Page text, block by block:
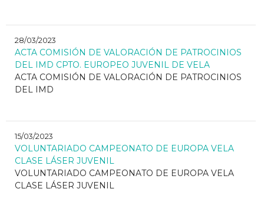
28/03/2023
ACTA COMISIÓN DE VALORACIÓN DE PATROCINIOS
DEL IMD CPTO. EUROPEO JUVENIL DE VELA
ACTA COMISIÓN DE VALORACIÓN DE PATROCINIOS
DEL IMD
15/03/2023
VOLUNTARIADO CAMPEONATO DE EUROPA VELA
CLASE LÁSER JUVENIL
VOLUNTARIADO CAMPEONATO DE EUROPA VELA
CLASE LÁSER JUVENIL